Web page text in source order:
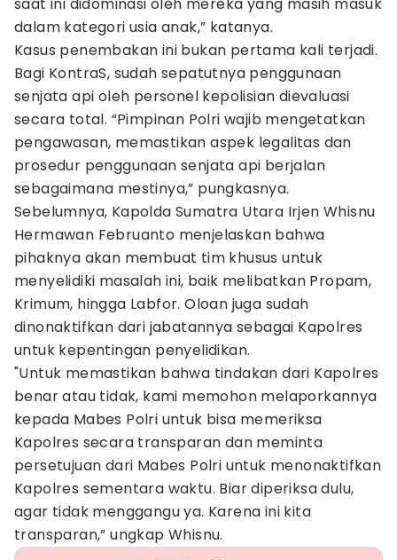
dalam kategori usia anak,” katanya.
Kasus penembakan ini bukan pertama kali terjadi.
Bagi KontraS, sudah sepatutnya penggunaan
senjata api oleh personel kepolisian dievaluasi
secara total. “Pimpinan Polri wajib mengetatkan
pengawasan, memastikan aspek legalitas dan
prosedur penggunaan senjata api berjalan
sebagaimana mestinya,” pungkasnya.
Sebelumnya, Kapolda Sumatra Utara Irjen Whisnu
Hermawan Februanto menjelaskan bahwa
pihaknya akan membuat tim khusus untuk
menyelidiki masalah ini, baik melibatkan Propam,
Krimum, hingga Labfor. Oloan juga sudah
dinonaktifkan dari jabatannya sebagai Kapolres
untuk kepentingan penyelidikan.
"Untuk memastikan bahwa tindakan dari Kapolres
benar atau tidak, kami memohon melaporkannya
kepada Mabes Polri untuk bisa memeriksa
Kapolres secara transparan dan meminta
persetujuan dari Mabes Polri untuk menonaktifkan
Kapolres sementara waktu. Biar diperiksa dulu,
agar tidak menggangu ya. Karena ini kita
transparan,” ungkap Whisnu.